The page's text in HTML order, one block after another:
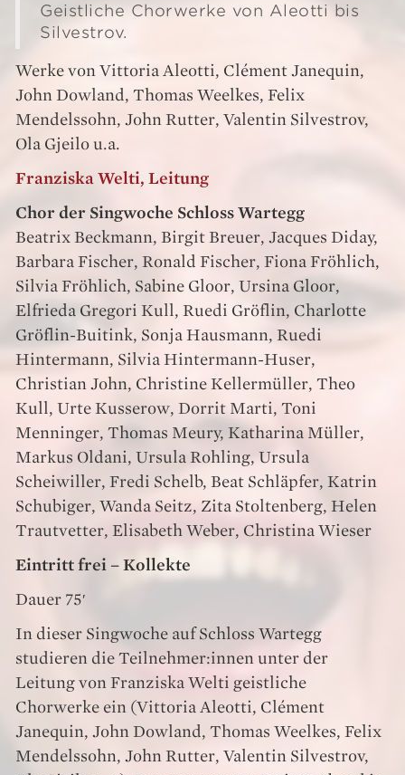
Geistliche Chorwerke von Aleotti bis
Silvestrov.
Werke von Vittoria Aleotti, Clément Janequin,
John Dowland, Thomas Weelkes, Felix
Mendelssohn, John Rutter, Valentin Silvestrov,
Ola Gjeilo u.a.
Franziska Welti, Leitung
Chor der Singwoche Schloss Wartegg
Beatrix Beckmann, Birgit Breuer, Jacques Diday,
Barbara Fischer, Ronald Fischer, Fiona Fröhlich,
Silvia Fröhlich, Sabine Gloor, Ursina Gloor,
Elfrieda Gregori Kull, Ruedi Gröflin, Charlotte
Gröflin-Buitink, Sonja Hausmann, Ruedi
Hintermann, Silvia Hintermann-Huser,
Christian John, Christine Kellermüller, Theo
Kull, Urte Kusserow, Dorrit Marti, Toni
Menninger, Thomas Meury, Katharina Müller,
Markus Oldani, Ursula Rohling, Ursula
Scheiwiller, Fredi Schelb, Beat Schläpfer, Katrin
Schubiger, Wanda Seitz, Zita Stoltenberg, Helen
Trautvetter, Elisabeth Weber, Christina Wieser
Eintritt frei – Kollekte
Dauer 75′
In dieser Singwoche auf Schloss Wartegg
studieren die Teilnehmer:innen unter der
Leitung von Franziska Welti geistliche
Chorwerke ein (Vittoria Aleotti, Clément
Janequin, John Dowland, Thomas Weelkes, Felix
Mendelssohn, John Rutter, Valentin Silvestrov,